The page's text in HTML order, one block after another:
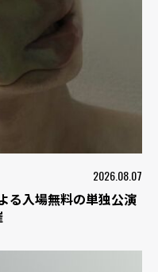
2026.08.07
る入場無料の単独公演